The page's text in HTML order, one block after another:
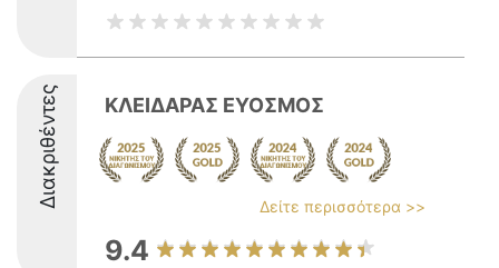
Διακριθέντες ΚΛΕΙΔΑΡΑΣ ΕΥΟΣΜΟΣ
Δείτε περισσότερα >>
9.4